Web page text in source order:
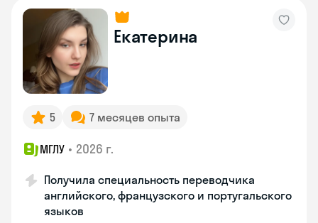
Екатерина
5 7 месяцев опыта
МГЛУ • 2026 г.
Получила специальность переводчика
английского, французского и португальского
языков